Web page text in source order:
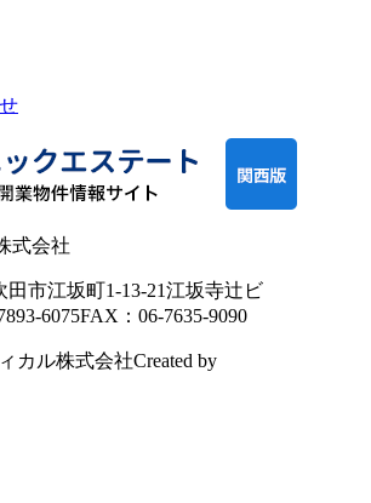
式会社
田市江坂町1-13-21江坂寺辻ビ
6075FAX：06-7635-9090
カル株式会社Created by